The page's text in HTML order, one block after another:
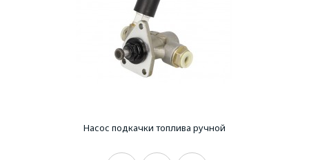
Насос подкачки топлива ручной